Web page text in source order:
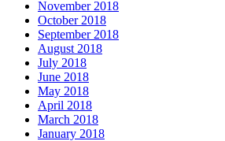
November 2018
October 2018
September 2018
August 2018
July 2018
June 2018
May 2018
April 2018
March 2018
January 2018